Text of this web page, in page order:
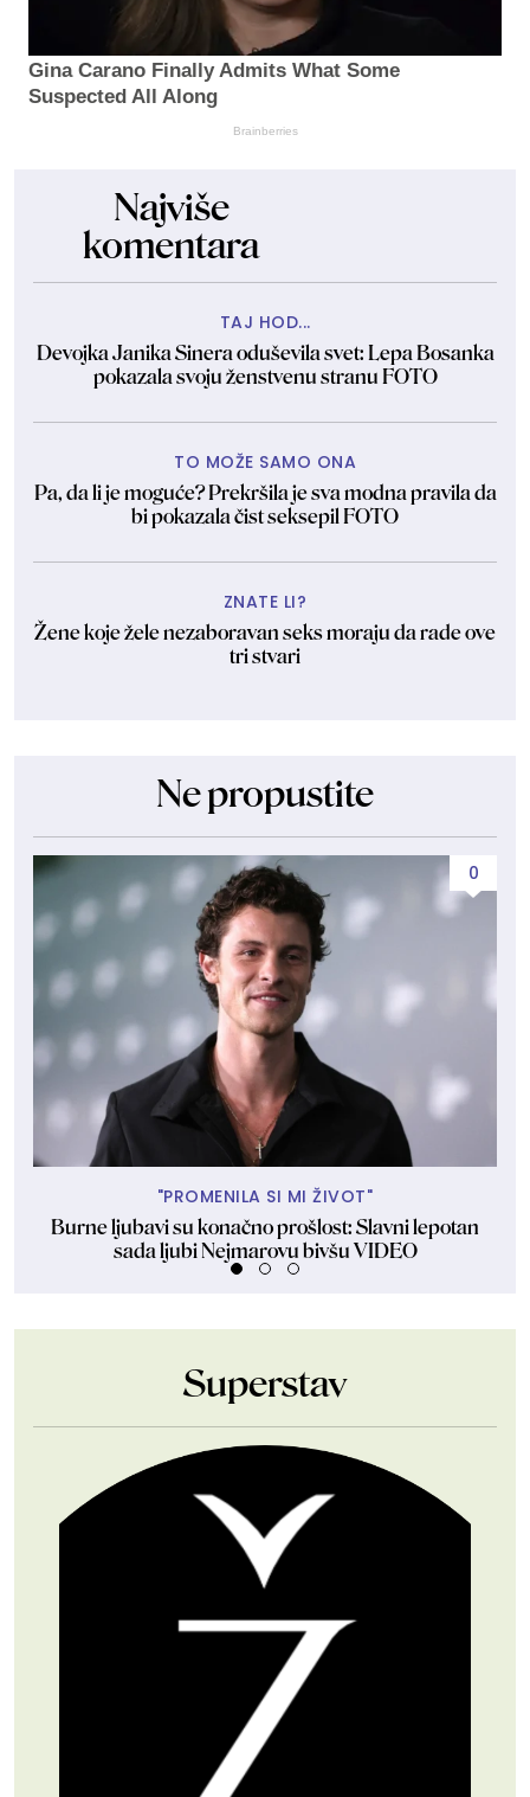
Gina Carano Finally Admits What Some
Suspected All Along
Brainberries
Najviše
komentara
TAJ HOD...
Devojka Janika Sinera oduševila svet: Lepa Bosanka
pokazala svoju ženstvenu stranu FOTO
TO MOŽE SAMO ONA
Pa, da li je moguće? Prekršila je sva modna pravila da
bi pokazala čist seksepil FOTO
ZNATE LI?
Žene koje žele nezaboravan seks moraju da rade ove
tri stvari
Ne propustite
0
"PROMENILA SI MI ŽIVOT"
Burne ljubavi su konačno prošlost: Slavni lepotan
sada ljubi Nejmarovu bivšu VIDEO
Superstav